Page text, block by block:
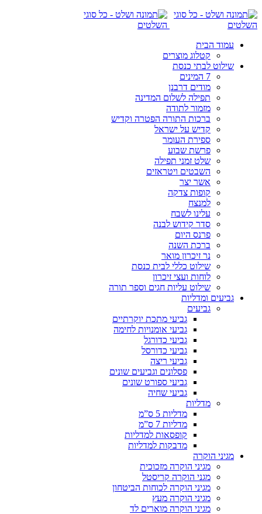
עמוד הבית
קטלוג מוצרים
שילוט לבתי כנסת
7 המינים
מודים דרבנן
תפילה לשלום המדינה
מזמור לתודה
ברכות התורה הפטרה וקדיש
קדיש על ישראל
ספירת העומר
פרשת שבוע
שלט זמני תפילה
השבטים ויטראזים
אשר יצר
קופות צדקה
למנצח
עלינו לשבח
סדר קידוש לבנה
פרנס היום
ברכת השנה
נר זיכרון מואר
שילוט כללי לבית כנסת
לוחות ועצי זיכרון
שילוט עליות חגים וספר תורה
גביעים ומדליות
גביעים
גביעי מתכת יוקרתיים
גביעי אומנויות לחימה
גביעי כדורגל
גביעי כדורסל
גביעי ריצה
פסלונים וגביעים שונים
גביעי ספורט שונים
גביעי שחיה
מדליות
מדליות 5 ס”מ
מדליות 7 ס”מ
קופסאות למדליות
מדבקות למדליות
מגיני הוקרה
מגיני הוקרה מזכוכית
מגני הוקרה קריסטל
מגיני הוקרה לכוחות הביטחון
מגיני הוקרה מעץ
מגיני הוקרה מוארים לד